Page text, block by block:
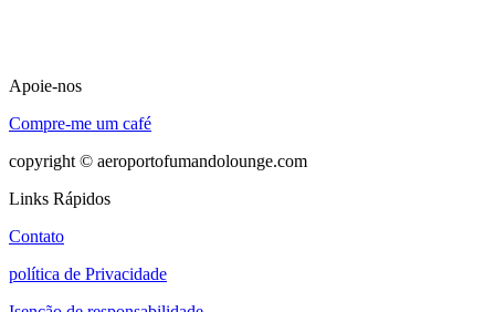
Apoie-nos
Compre-me um café
copyright © aeroportofumandolounge.com
Links Rápidos
Contato
política de Privacidade